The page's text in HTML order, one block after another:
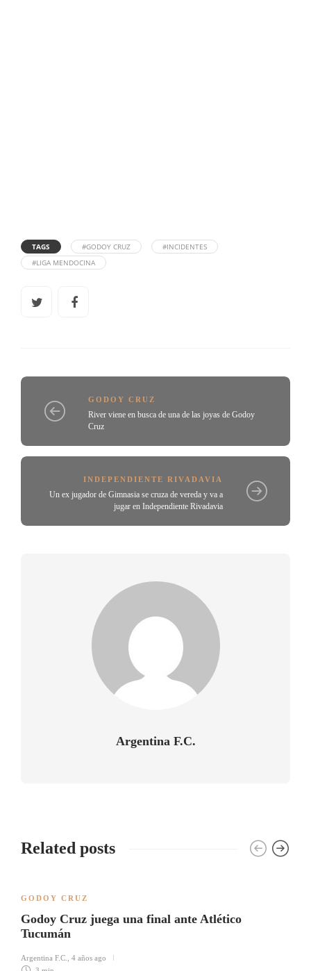
TAGS #GODOY CRUZ
#INCIDENTES
#LIGA MENDOCINA
GODOY CRUZ
River viene en busca de una de las joyas de Godoy
Cruz
INDEPENDIENTE RIVADAVIA
Un ex jugador de Gimnasia se cruza de vereda y va a
jugar en Independiente Rivadavia
Argentina F.C.
Related posts
GODOY CRUZ
Godoy Cruz juega una final ante Atlético
Tucumán
Argentina F.C.
4 años ago